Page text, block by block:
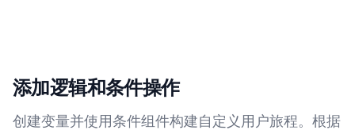
添加逻辑和条件操作
创建变量并使用条件组件构建自定义用户旅程。根据